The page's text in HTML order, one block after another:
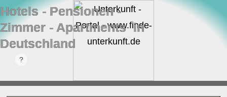
Hotels ‐ Pensionen ‐
Zimmer ‐ Apartments in
Deutschland